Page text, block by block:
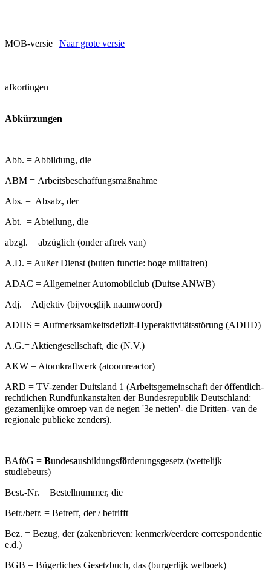
MOB-versie | Naar grote versie
afkortingen
Abkürzungen
Abb. = Abbildung, die
ABM = Arbeitsbeschaffungsmaßnahme
Abs. = Absatz, der
Abt. = Abteilung, die
abzgl. = abzüglich (onder aftrek van)
A.D. = Außer Dienst (buiten functie: hoge militairen)
ADAC = Allgemeiner Automobilclub (Duitse ANWB)
Adj. = Adjektiv (bijvoeglijk naamwoord)
ADHS = Aufmerksamkeitsdefizit-Hyperaktivitätsstörung (ADHD)
A.G.= Aktiengesellschaft, die (N.V.)
AKW = Atomkraftwerk (atoomreactor)
ARD = TV-zender Duitsland 1 (Arbeitsgemeinschaft der öffentlich-
rechtlichen Rundfunkanstalten der Bundesrepublik Deutschland:
gezamenlijke omroep van de negen '3e netten'- die Dritten- van de
regionale publieke zenders).
BAföG = Bundesausbildungsförderungsgesetz (wettelijk
studiebeurs)
Best.-Nr. = Bestellnummer, die
Betr./betr. = Betreff, der / betrifft
Bez. = Bezug, der (zakenbrieven: kenmerk/eerdere correspondentie
e.d.)
BGB = Bügerliches Gesetzbuch, das (burgerlijk wetboek)